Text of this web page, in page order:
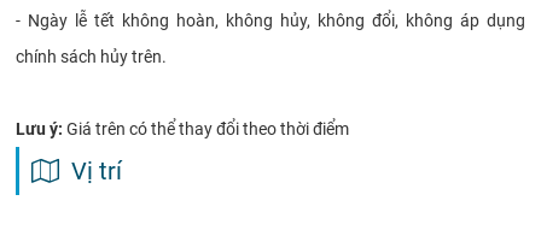
- Ngày lễ tết không hoàn, không hủy, không đổi, không áp dụng
chính sách hủy trên.
Lưu ý: Giá trên có thể thay đổi theo thời điểm
Vị trí